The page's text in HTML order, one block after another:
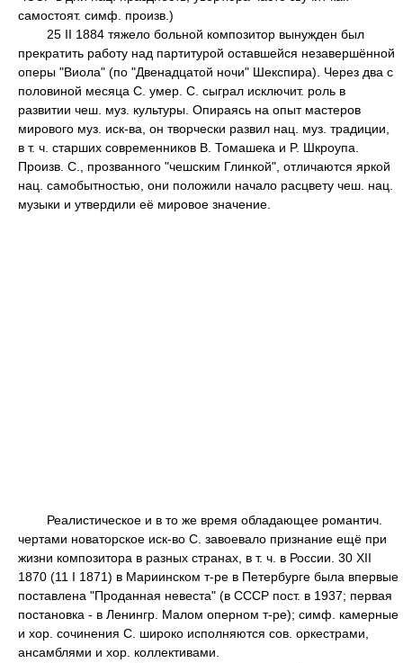
самостоят. симф. произв.)
25 II 1884 тяжело больной композитор вынужден был
прекратить работу над партитурой оставшейся незавершённой
оперы "Виола" (по "Двенадцатой ночи" Шекспира). Через два с
половиной месяца С. умер. С. сыграл исключит. роль в
развитии чеш. муз. культуры. Опираясь на опыт мастеров
мирового муз. иск-ва, он творчески развил нац. муз. традиции,
в т. ч. старших современников В. Томашека и P. Шкроупа.
Произв. С., прозванного "чешским Глинкой", отличаются яркой
нац. самобытностью, они положили начало расцвету чеш. нац.
музыки и утвердили её мировое значение.
Реалистическое и в то же время обладающее романтич.
чертами новаторское иск-во С. завоевало признание ещё при
жизни композитора в разных странах, в т. ч. в России. 30 XII
1870 (11 I 1871) в Мариинском т-ре в Петербурге была впервые
поставлена "Проданная невеста" (в СССР пост. в 1937; первая
постановка - в Ленингр. Малом оперном т-ре); симф. камерные
и хор. сочинения С. широко исполняются сов. оркестрами,
ансамблями и хор. коллективами.